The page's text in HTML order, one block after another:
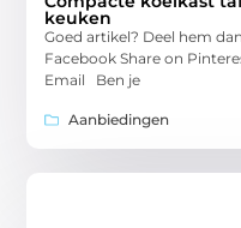
keuken
Goed artikel? Deel hem
Facebook Share on
Email Ben je
Aanbiedingen